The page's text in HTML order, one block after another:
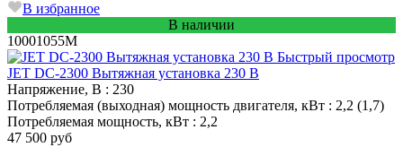
В избранное
В наличии
10001055M
Быстрый просмотр
JET DC-2300 Вытяжная установка 230 В
Напряжение, В : 230
Потребляемая (выходная) мощность двигателя, кВт : 2,2 (1,7)
Потребляемая мощность, кВт : 2,2
47 500 руб